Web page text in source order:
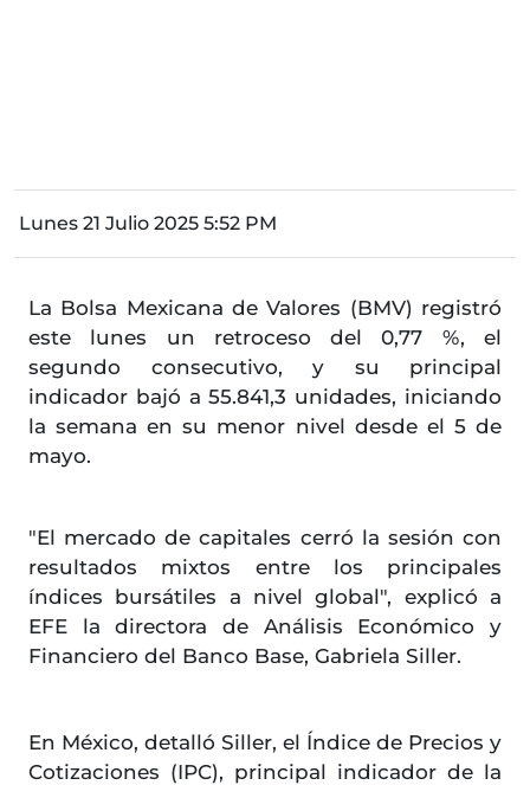
Lunes 21 Julio 2025 5:52 PM
La Bolsa Mexicana de Valores (BMV) registró
este lunes un retroceso del 0,77 %, el
segundo consecutivo, y su principal
indicador bajó a 55.841,3 unidades, iniciando
la semana en su menor nivel desde el 5 de
mayo.
"El mercado de capitales cerró la sesión con
resultados mixtos entre los principales
índices bursátiles a nivel global", explicó a
EFE la directora de Análisis Económico y
Financiero del Banco Base, Gabriela Siller.
En México, detalló Siller, el Índice de Precios y
Cotizaciones (IPC), principal indicador de la